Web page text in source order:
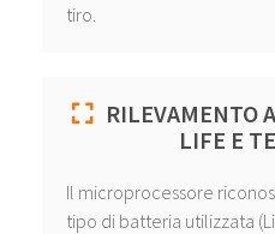
tiro.
RILEVAMENTO
LIFE E
Il microprocessore
tipo di batteria utilizzata